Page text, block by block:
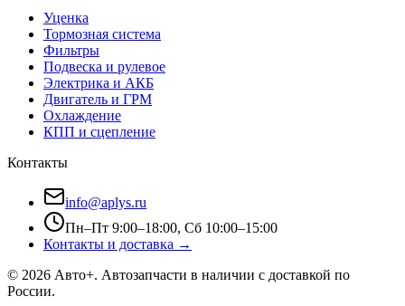
Уценка
Тормозная система
Фильтры
Подвеска и рулевое
Электрика и АКБ
Двигатель и ГРМ
Охлаждение
КПП и сцепление
Контакты
info@aplys.ru
Пн–Пт 9:00–18:00, Сб 10:00–15:00
Контакты и доставка →
© 2026 Авто+. Автозапчасти в наличии с доставкой по
России.